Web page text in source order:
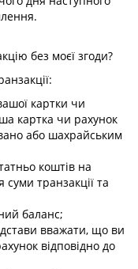
без моєї згоди?
картки чи
картка чи рахунок
або шахрайським
коштів на
суми транзакції та
баланс;
вважати, що ви
відповідно до